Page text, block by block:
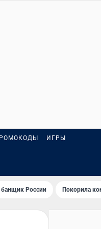
ИГРЫ
России Покорила